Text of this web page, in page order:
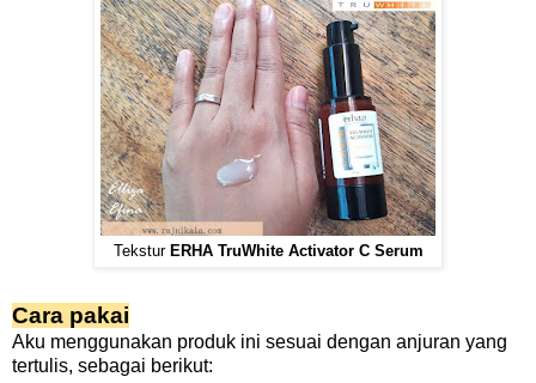
Tekstur ERHA TruWhite Activator C Serum
Cara pakai
Aku menggunakan produk ini sesuai dengan anjuran yang
tertulis, sebagai berikut: